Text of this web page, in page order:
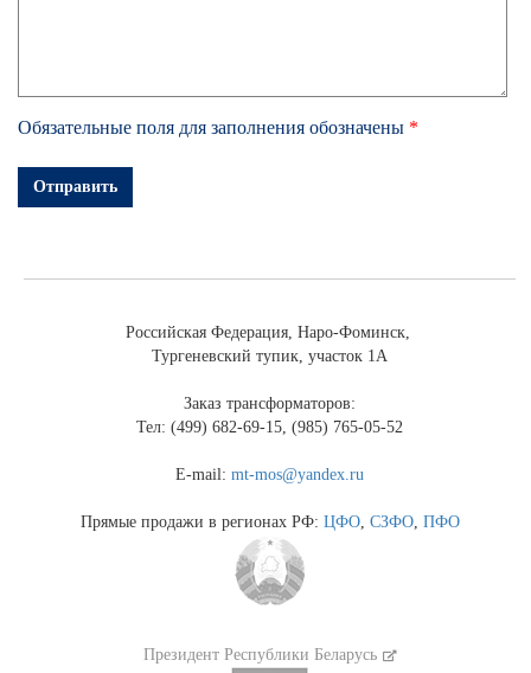
Обязательные поля для заполнения обозначены *
Отправить
Российская Федерация, Наро-Фоминск,
Тургеневский тупик, участок 1А
Заказ трансформаторов:
Тел: (499) 682-69-15, (985) 765-05-52
E-mail:mt-mos@yandex.ru
Прямые продажи в регионах РФ: ЦФО, СЗФО, ПФО
Президент Республики Беларусь